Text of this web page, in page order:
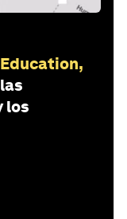
Education,
los